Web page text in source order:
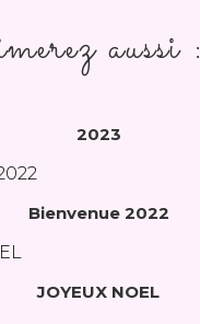
aussi :
2023
Bienvenue 2022
JOYEUX NOEL